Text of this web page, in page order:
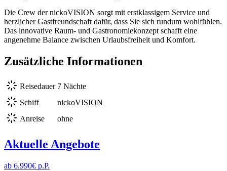
Die Crew der nickoVISION sorgt mit erstklassigem Service und
herzlicher Gastfreundschaft dafür, dass Sie sich rundum wohlfühlen.
Das innovative Raum- und Gastronomiekonzept schafft eine
angenehme Balance zwischen Urlaubsfreiheit und Komfort.
Zusätzliche Informationen
Reisedauer 7 Nächte
Schiff
nickoVISION
Anreise
ohne
Aktuelle Angebote
ab 6.990€ p.P.